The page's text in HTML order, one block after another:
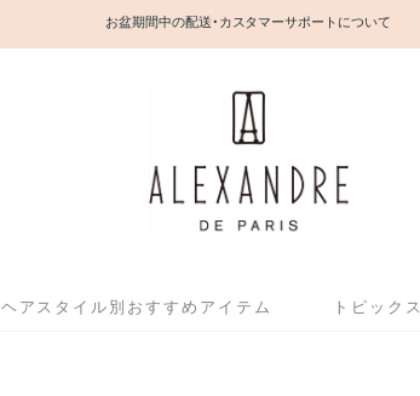
お盆期間中の配送・カスタマーサポートについて
ヘアスタイル別おすすめアイテム トピックス